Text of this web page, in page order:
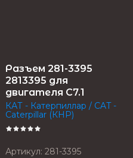
Разъем 281-3395
2813395 для
двигателя C7.1
КАТ - Катерпиллар / CAT -
Caterpillar (КНР)
Артикул: 281-3395